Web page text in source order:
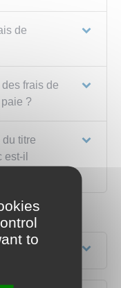
de
des frais de
?
du titre
il
to